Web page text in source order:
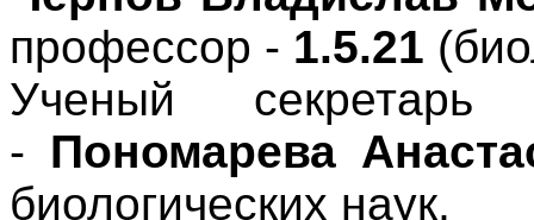
профессор - 1.5.21
Ученый секретарь
- Пономарева
биологических наук,